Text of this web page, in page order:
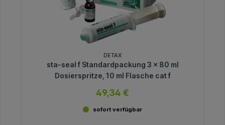
DETAX
sta-seal f Standardpackung 3 x 80 ml
Dosierspritze, 10 ml Flasche cat f
49,34 €
sofort verfügbar